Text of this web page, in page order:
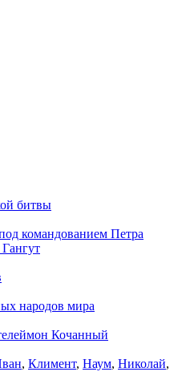
битвы
командованием Петра
народов мира
Кочанный
, Климент, Наум, Николай,